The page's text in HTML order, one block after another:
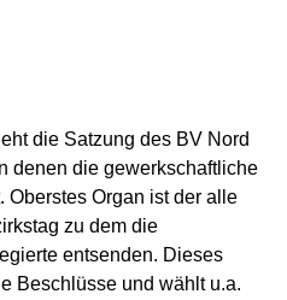
die Satzung des BV Nord
denen die gewerkschaftliche
Oberstes Organ ist der alle
zu dem die
entsenden. Dieses
Beschlüsse und wählt u.a.